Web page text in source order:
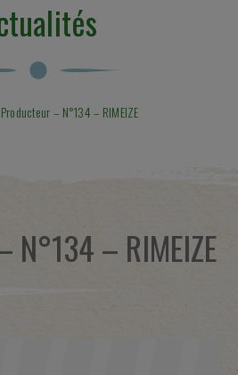
En cours :
Producteur – N°134 – RIMEIZE
– RIMEIZE